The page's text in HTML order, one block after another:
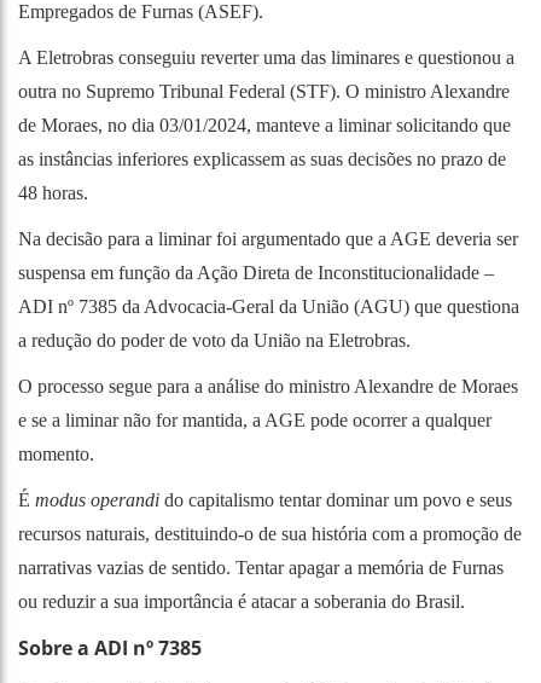
Empregados de Furnas (ASEF).
A Eletrobras conseguiu reverter uma das liminares e questionou a
outra no Supremo Tribunal Federal (STF). O ministro Alexandre
de Moraes, no dia 03/01/2024, manteve a liminar solicitando que
as instâncias inferiores explicassem as suas decisões no prazo de
48 horas.
Na decisão para a liminar foi argumentado que a AGE deveria ser
suspensa em função da Ação Direta de Inconstitucionalidade –
ADI nº 7385 da Advocacia-Geral da União (AGU) que questiona
a redução do poder de voto da União na Eletrobras.
O processo segue para a análise do ministro Alexandre de Moraes
e se a liminar não for mantida, a AGE pode ocorrer a qualquer
momento.
É modus operandi do capitalismo tentar dominar um povo e seus
recursos naturais, destituindo-o de sua história com a promoção de
narrativas vazias de sentido. Tentar apagar a memória de Furnas
ou reduzir a sua importância é atacar a soberania do Brasil.
Sobre a ADI nº 7385